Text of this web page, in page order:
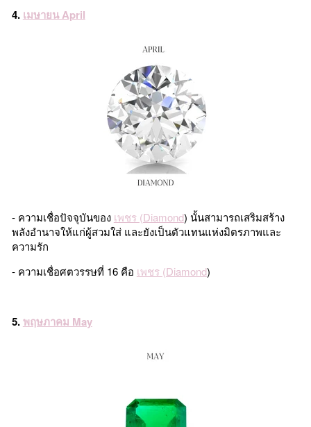
4. เมษายน April
- ความเชื่อปัจจุบันของ เพชร (Diamond) นั้นสามารถเสริมสร้าง
พลังอำนาจให้แก่ผู้สวมใส่ และยังเป็นตัวแทนแห่งมิตรภาพและ
ความรัก
- ความเชื่อศตวรรษที่ 16 คือ เพชร (Diamond)
5.พฤษภาคม May